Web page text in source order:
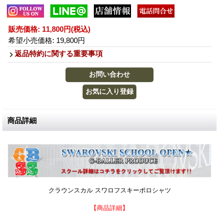
販売価格: 11,800円(税込)
希望小売価格: 19,800円
返品特約に関する重要事項
商品詳細
クラウンスカル スワロフスキーポロシャツ
【商品詳細】